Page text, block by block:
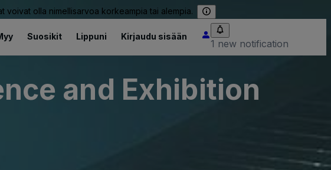
voivat olla nimellisarvoa korkeampia tai alempia.
Suosikit Lippuni Kirjaudu sisään
1 new notification
and Exhibition